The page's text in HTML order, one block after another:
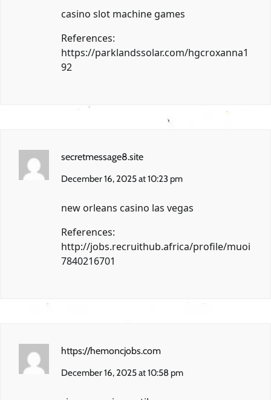
casino slot machine games
References:
https://parklandssolar.com/hgcroxanna1
92
secretmessage8.site
December 16, 2025 at 10:23 pm
new orleans casino las vegas
References:
http://jobs.recruithub.africa/profile/muoi
7840216701
https://hemoncjobs.com
December 16, 2025 at 10:58 pm